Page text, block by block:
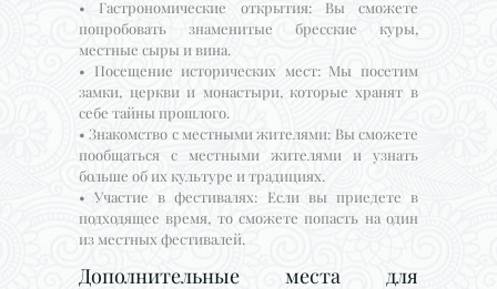
• Гастрономические открытия: Вы сможете
попробовать знаменитые бресские куры,
местные сыры и вина.
• Посещение исторических мест: Мы посетим
замки, церкви и монастыри, которые хранят в
себе тайны прошлого.
• Знакомство с местными жителями: Вы сможете
пообщаться с местными жителями и узнать
больше об их культуре и традициях.
• Участие в фестивалях: Если вы приедете в
подходящее время, то сможете попасть на один
из местных фестивалей.
Дополнительные места для